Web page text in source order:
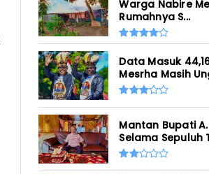
Warga Nabire
Rumahnya S...
Data Masuk
Mesrha Masih
Mantan Bupati
Selama Sepuluh